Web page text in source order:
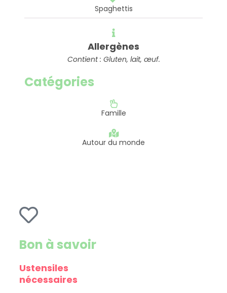
Spaghettis
Allergènes
Contient : Gluten, lait, œuf.
Catégories
Famille
Autour du monde
Bon à savoir
Ustensiles
nécessaires